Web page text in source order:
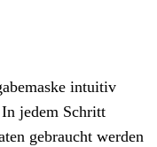
intuitiv
jedem Schritt
gebraucht werden